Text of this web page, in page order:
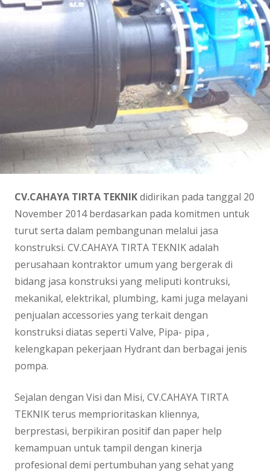
CV.CAHAYA TIRTA TEKNIKdidirikan pada tanggal 20
November 2014 berdasarkan pada komitmen untuk
turut serta dalam pembangunan melalui jasa
konstruksi. CV.CAHAYA TIRTA TEKNIK adalah
perusahaan kontraktor umum yang bergerak di
bidang jasa konstruksi yang meliputi kontruksi,
mekanikal, elektrikal, plumbing, kami juga melayani
penjualan accessories yang terkait dengan
konstruksi diatas seperti Valve, Pipa- pipa ,
kelengkapan pekerjaan Hydrant dan berbagai jenis
pompa.
Sejalan dengan Visi dan Misi, CV.CAHAYA TIRTA
TEKNIK terus memprioritaskan kliennya,
berprestasi, berpikiran positif dan paper help
kemampuan untuk tampil dengan kinerja
profesional demi pertumbuhan yang sehat yang